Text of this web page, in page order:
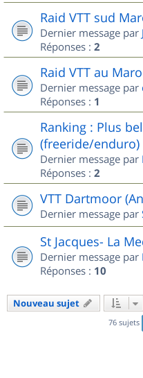
Raid VTT sud
Dernier message par
Réponses : 2
Raid VTT au
Dernier message par
Réponses : 1
Ranking : Plus
(freeride/enduro)
Dernier message par
Réponses : 2
VTT Dartmoor
Dernier message par
St Jacques- La
Dernier message par
Réponses : 10
Nouveau sujet
76 sujets